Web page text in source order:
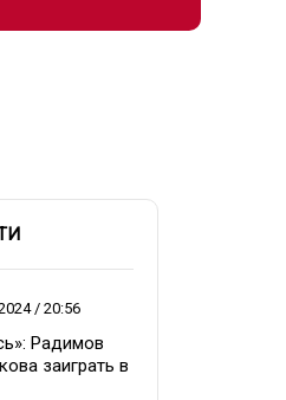
/ 20:56
Радимов
заиграть в